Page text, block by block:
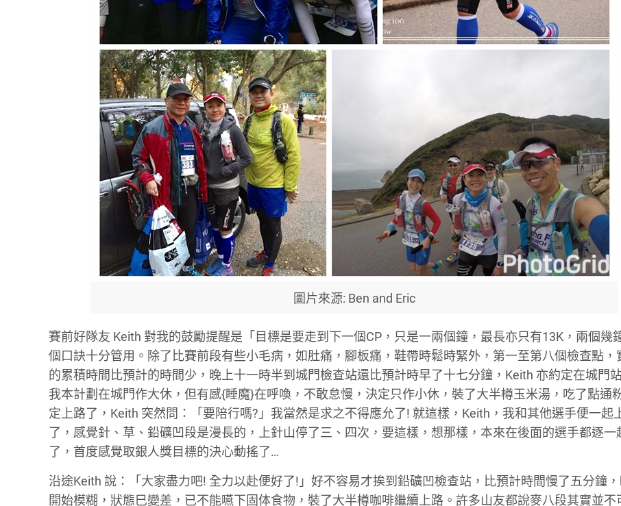
圖片來源: Ben and Eric
賽前好隊友 Keith對我的鼓勵提醒是 「 目標是要走到下一個CP ，只是一兩個鐘，最長亦只有13K ，兩個幾
個口訣十分管用。除了比賽前段有些小毛病，如肚痛，腳板痛，鞋帶時鬆時緊外，第一至第八個檢查點，
的累積時間比預計的時間少，晚上十一時半到城門檢查站還比預計時早了十七分鐘， Keith 亦約定在城門
我本計劃在城門作大休，但有感{睡魔}在呼喚，不敢怠慢，決定只作小休，裝了大半樽玉米湯，吃了點通
定上路了， Keith 突然問：「 要陪行嗎?」 我當然是求之不得應允了! 就這樣， Keith ，我和其他選手便一起
了，感覺針、草、鉛礦凹段是漫長的，上針山停了三、四次，要這樣，想那樣，本來在後面的選手都逐一
了，首度感覺取銀人獎目標的決心動搖了…
沿途Keith說：「 大家盡力吧! 全力以赴便好了!」好不容易才挨到鉛礦凹檢查站，比預計時間慢了五分鐘
開始模糊，狀態巳變差，已不能嚥下固体食物，裝了大半樽咖啡繼續上路。許多山友都說麥八段其實並不